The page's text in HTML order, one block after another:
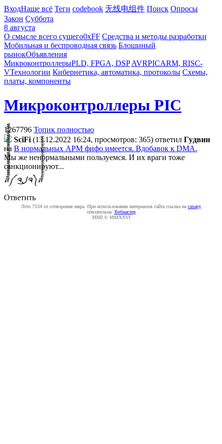
ВходНаше всё Теги codebook 无线电组件 Поиск Опросы
Закон Суббота
8 августа
О смысле всего сущего0xFF Средства и методы разработки
Мобильная и беспроводная связь Блошиный
рынокОбъявления
МикроконтроллерыPLD, FPGA, DSP AVRPICARM, RISC-
VТехнологии Кибернетика, автоматика, протоколы Схемы,
платы, компоненты
Микроконтроллеры PIC
1267796 Топик полностью
SciFi (13.12.2022 16:24, просмотров: 365) ответил Гyдвин
на В нормальных АРМ фифо имеется. Вдобавок к DMA.
Мы же ненормальными пользуемся. И их враги тоже
санкционируют...
ส็็็็็็็็็็็็็็็็็็็็็็็็็༼ ຈل͜ຈ༽ส้้้้้้้้้้้้้้้้้้้้้้้
Ответить
Лето 7534 от сотворения мира. При использовании материалов сайта ссылка на caxapу
обязательна. Вебмастер
MMI © MMXXVI